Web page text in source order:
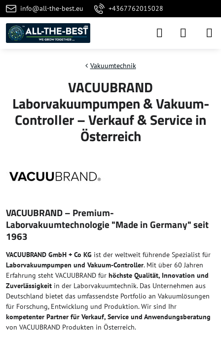
info@all-the-best.eu +4367762015028
Vakuumtechnik
VACUUBRAND
Laborvakuumpumpen & Vakuum-
Controller – Verkauf & Service in
Österreich
VACUUBRAND – Premium-
Laborvakuumtechnologie "Made in Germany" seit
1963
VACUUBRAND GmbH + Co KG ist der weltweit führende Spezialist für
Laborvakuumpumpen und Vakuum-Controller. Mit über 60 Jahren
Erfahrung steht VACUUBRAND für höchste Qualität, Innovation und
Zuverlässigkeit in der Laborvakuumtechnik. Das Unternehmen aus
Deutschland bietet das umfassendste Portfolio an Vakuumlösungen
für Forschung, Entwicklung und Produktion. Wir sind Ihr
kompetenter Partner für Verkauf, Service und Anwendungsberatung
von VACUUBRAND Produkten in Österreich.